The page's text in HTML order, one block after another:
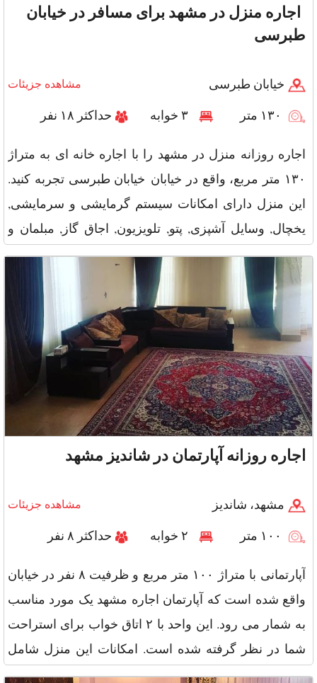
اجاره منزل در مشهد برای مسافر در خیابان
طبرسی
خیابان طبرسی مشاهده جزیئات
حداکثر ۱۸ نفر
اجاره روزانه منزل در مشهد را با اجاره خانه ای به متراژ
۱۳۰ متر مربع، واقع در خیابان خیابان طبرسی تجربه کنید.
این منزل دارای امکانات سیستم گرمایشی و سرمایشی,
یخچال, وسایل آشپزی, پتو, تلویزیون, اجاق گاز, مبلمان و
برخی
اجاره روزانه آپارتمان در شاندیز مشهد
مشهد، شاندیز مشاهده جزیئات
حداکثر ۸ نفر
آپارتمانی با متراژ ۱۰۰ متر مربع و ظرفیت ۸ نفر در خیابان
واقع شده است که آپارتمان اجاره مشهد یک مورد مناسب
به شمار می رود. این واحد با ۲ اتاق خواب برای استراحت
شما در نظر گرفته شده است. امکانات این منزل شامل
اجاق گاز, ت